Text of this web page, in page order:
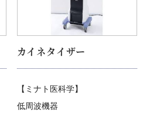
カイネタイザー
【ミナト医科学】
低周波機器